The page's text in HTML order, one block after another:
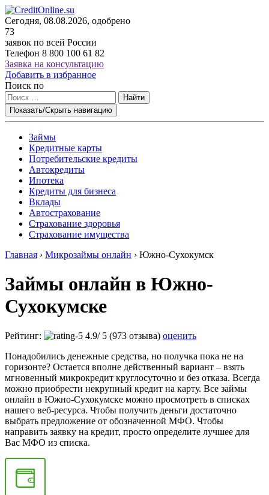
Сегодня, 08.08.2026, одобрено
73
заявок по всей России
Телефон 8 800 100 61 82
Заявка на консультацию
Добавить в избранное
Поиск по
Найти
Показать/Скрыть навигацию
Займы
Кредитные карты
Потребительские кредиты
Автокредиты
Ипотека
Кредиты для бизнеса
Вклады
Автострахование
Страхование здоровья
Страхование имущества
Главная › Микрозаймы онлайн › Южно-Сухокумск
Займы онлайн в Южно-
Сухокумске
Рейтинг: 4.9/ 5 (973 отзыва) оценить
Понадобились денежные средства, но получка пока не на
горизонте? Остается вполне действенный вариант – взять
мгновенный микрокредит круглосуточно и без отказа. Всегда
можно приобрести некрупный кредит на карту. Все займы
онлайн в Южно-Сухокумске можно просмотреть в списках
нашего веб-ресурса. Чтобы получить деньги достаточно
выбрать предложение от обозначенной МФО. Чтобы
направить заявку на кредит, просто определите лучшее для
Вас МФО из списка.